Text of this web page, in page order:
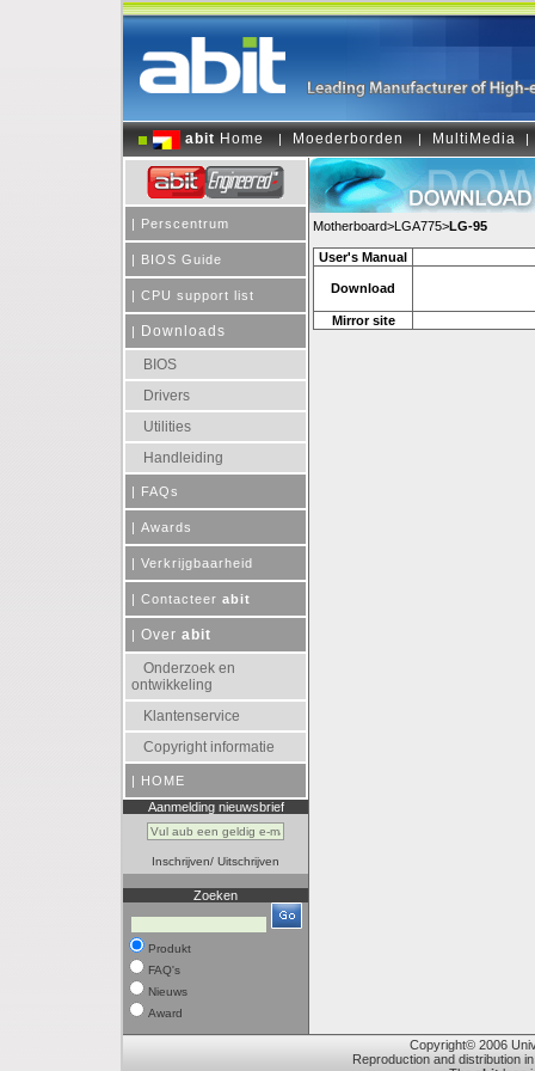
abit Home | Moederborden | MultiMedia |
| Perscentrum
| BIOS Guide
| CPU support list
|
Downloads
BIOS
Drivers
Utilities
Handleiding
| FAQs
| Awards
| Verkrijgbaarheid
| Contacteer abit
| Over abit
Onderzoek en
ontwikkeling
Klantenservice
Copyright informatie
| HOME
Aanmelding nieuwsbrief
Inschrijven/ Uitschrijven
Zoeken
Produkt
FAQ's
Nieuws
Award
Motherboard>LGA775>LG-95
User's Manual
Download
Mirror site
Copyright© 2006
Reproduction and distribution